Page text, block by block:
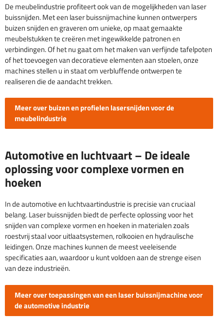
De meubelindustrie profiteert ook van de mogelijkheden van laser
buissnijden. Met een laser buissnijmachine kunnen ontwerpers
buizen snijden en graveren om unieke, op maat gemaakte
meubelstukken te creëren met ingewikkelde patronen en
verbindingen. Of het nu gaat om het maken van verfijnde tafelpoten
of het toevoegen van decoratieve elementen aan stoelen, onze
machines stellen u in staat om verbluffende ontwerpen te
realiseren die de aandacht trekken.
Meer over buizen en profielen lasersnijden voor de
meubelindustrie
Automotive en luchtvaart – De ideale
oplossing voor complexe vormen en
hoeken
In de automotive en luchtvaartindustrie is precisie van cruciaal
belang. Laser buissnijden biedt de perfecte oplossing voor het
snijden van complexe vormen en hoeken in materialen zoals
roestvrij staal voor uitlaatsystemen, rolkooien en hydraulische
leidingen. Onze machines kunnen de meest veeleisende
specificaties aan, waardoor u kunt voldoen aan de strenge eisen
van deze industrieën.
Meer over toepassingen van een laser buissnijmachine voor
de automotive industrie